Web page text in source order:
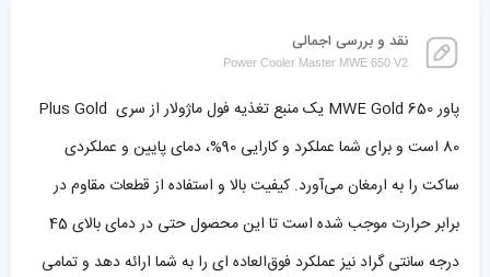
نقد و بررسی اجمالی
Power Cooler Master MWE 650 V2
پاور MWE Gold 650 یک منبع تغذیه فول ماژولار از سری Plus Gold
80 است و برای شما عملکرد و کارایی 90%، دمای پایین و عملکردی
ساکت را به ارمغان می‌آورد. کیفیت بالا و استفاده از قطعات مقاوم در
برابر حرارت موجب شده است تا این محصول حتی در دمای بالای 45
درجه سانتی گراد نیز عملکرد فوق‌العاده ای را به شما ارائه دهد و تمامی